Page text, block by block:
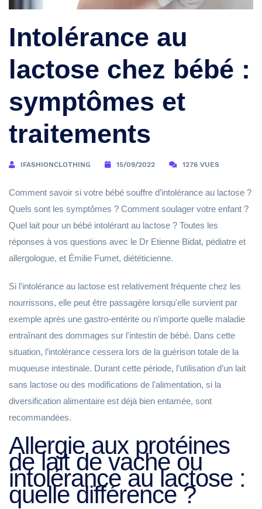
Intolérance au
lactose chez bébé :
symptômes et
traitements
IFASHIONCLOTHING 15/09/2022 1276 VUES
Comment savoir si votre bébé souffre d’intolérance au lactose ?
Quels sont les symptômes ? Comment soulager votre enfant ?
Quel lait pour un bébé intolérant au lactose ? Toutes les
réponses à vos questions avec le Dr Etienne Bidat, pédiatre et
allergologue, et Émilie Fumet, diététicienne.
Si l'intolérance au lactose est relativement fréquente chez les
nourrissons, elle peut être passagère lorsqu'elle survient par
exemple après une gastro-entérite ou n'importe quelle maladie
entraînant des dommages sur l'intestin de bébé. Dans cette
situation, l’intolérance cessera lors de la guérison totale de la
muqueuse intestinale. Durant cette période, l’utilisation d’un lait
sans lactose ou des modifications de l'alimentation, si la
diversification alimentaire est déjà bien entamée, sont
recommandées.
Allergie aux protéines
de lait de vache ou
intolérance au lactose :
quelle différence ?